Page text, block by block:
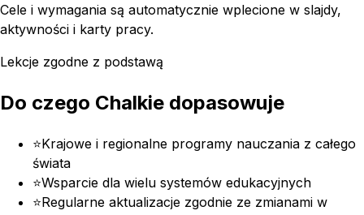
Cele i wymagania są automatycznie wplecione w slajdy,
aktywności i karty pracy.
Lekcje zgodne z podstawą
Do czego Chalkie dopasowuje
⭐Krajowe i regionalne programy nauczania z całego
świata
⭐Wsparcie dla wielu systemów edukacyjnych
⭐Regularne aktualizacje zgodnie ze zmianami w